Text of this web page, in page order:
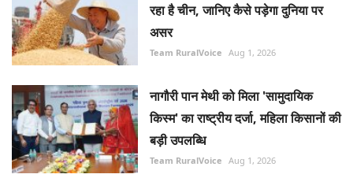
रहा है चीन, जानिए कैसे पड़ेगा दुनिया पर
असर
Team RuralVoice Aug 1, 2026
नागौरी पान मेथी को मिला 'सामुदायिक
किस्म' का राष्ट्रीय दर्जा, महिला किसानों की
बड़ी उपलब्धि
Team RuralVoice Aug 1, 2026